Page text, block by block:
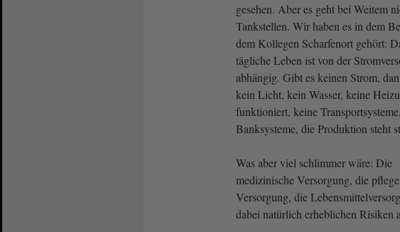
gesehen. Aber es geht bei Weitem
Tankstellen. Wir haben es in dem
dem Kollegen Scharfenort gehört:
tägliche Leben ist von der
abhängig. Gibt es keinen Strom,
kein Licht, kein Wasser, keine
funktioniert, keine
Banksysteme, die Produktion steht
Was aber viel schlimmer wäre: Die
medizinische Versorgung, die
Versorgung, die
dabei natürlich erheblichen Risiken